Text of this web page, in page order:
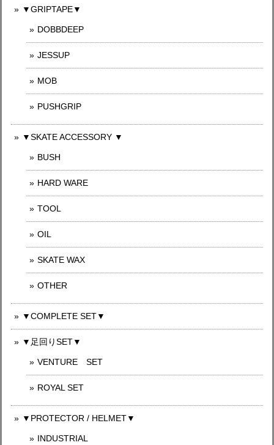
▼GRIPTAPE▼
DOBBDEEP
JESSUP
MOB
PUSHGRIP
▼SKATE ACCESSORY ▼
BUSH
HARD WARE
TOOL
OIL
SKATE WAX
OTHER
▼COMPLETE SET▼
▼足回りSET▼
VENTURE SET
ROYAL SET
▼PROTECTOR / HELMET▼
INDUSTRIAL